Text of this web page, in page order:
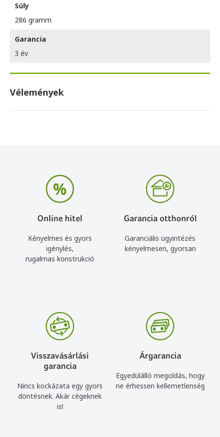
Súly
286 gramm
Garancia
3 év
Vélemények
Online hitel
Kényelmes és gyors
igénylés,
rugalmas konstrukció
Garancia otthonról
Garanciális ügyintézés
kényelmesen, gyorsan
Visszavásárlási
garancia
Nincs kockázata egy gyors
döntésnek. Akár cégeknek
is!
Árgarancia
Egyedülálló megoldás, hogy
ne érhessen kellemetlenség